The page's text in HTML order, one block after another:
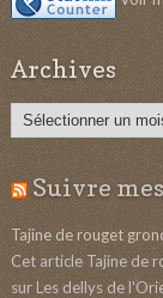
Archives
Archives
Suivre
Tajine de rouget
Cet article Tajine de
sur Les dellys de